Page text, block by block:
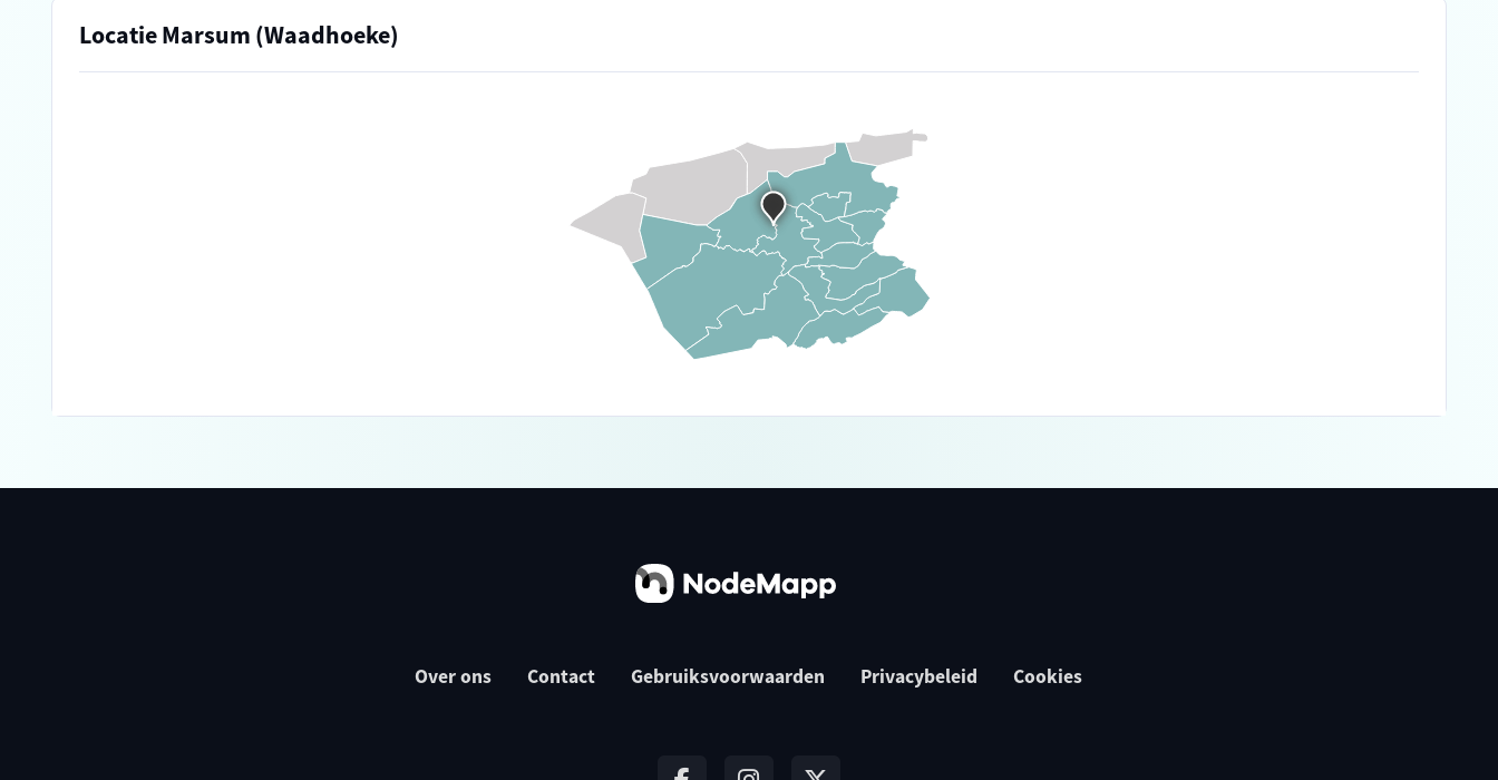
Locatie Marsum (Waadhoeke)
Over ons Contact Gebruiksvoorwaarden Privacybeleid Cookies